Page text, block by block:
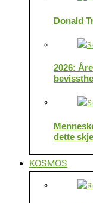
Donald
2026:
dette
KOSMOS